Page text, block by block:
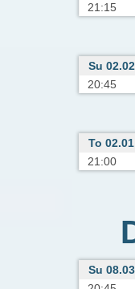
21:15
Su
20:45
To
21:00
Su